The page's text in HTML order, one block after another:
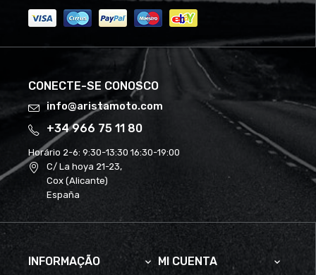
CONECTE-SE CONOSCO
info@aristamoto.com
+34 966 75 11 80
Horário 2-6: 9:30-13:30 16:30-19:00
C/ La hoya 21-23,
Cox (Alicante)
España
INFORMAÇÃO  MI CUENTA 